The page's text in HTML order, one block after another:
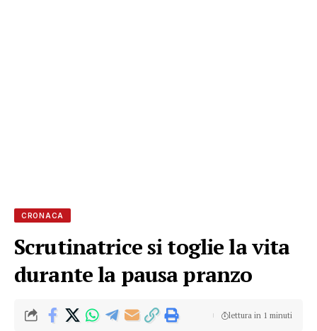
CRONACA
Scrutinatrice si toglie la vita
durante la pausa pranzo
lettura in 1 minuti